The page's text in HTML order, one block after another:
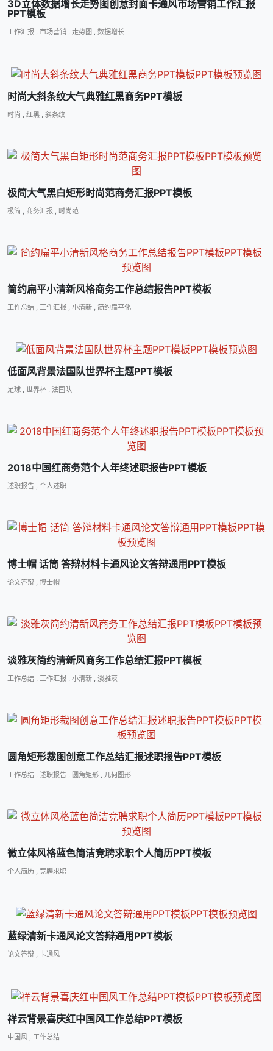
3D立体数据增长走势图创意封面卡通风市场营销工作汇报
PPT模板
工作汇报 , 市场营销 , 走势图 , 数据增长
时尚大斜条纹大气典雅红黑商务PPT模板
时尚 红黑 斜条纹
极简大气黑白矩形时尚范商务汇报PPT模板
极简 商务汇报 时尚范
简约扁平小清新风格商务工作总结报告PPT模板
工作总结 工作汇报 小清新 简约扁平化
低面风背景法国队世界杯主题PPT模板
足球 , 世界杯 , 法国队
2018中国红商务范个人年终述职报告PPT模板
述职报告 , 个人述职
博士帽 话筒 答辩材料卡通风论文答辩通用PPT模板
论文答辩 , 博士帽
淡雅灰简约清新风商务工作总结汇报PPT模板
工作总结 , 工作汇报 , 小清新 , 淡雅灰
圆角矩形裁图创意工作总结汇报述职报告PPT模板
工作总结 , 述职报告 , 圆角矩形 , 几何图形
微立体风格蓝色简洁竞聘求职个人简历PPT模板
个人简历 , 竞聘求职
蓝绿清新卡通风论文答辩通用PPT模板
论文答辩 , 卡通风
祥云背景喜庆红中国风工作总结PPT模板
中国风 工作总结